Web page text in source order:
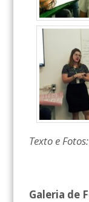
Texto e
Galeria de